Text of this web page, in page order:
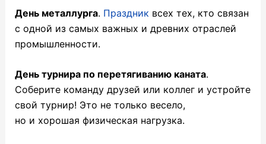
День металлурга. Праздник всех тех, кто связан
с одной из самых важных и древних отраслей
промышленности.
День турнира по перетягиванию каната.
Соберите команду друзей или коллег и устройте
свой турнир! Это не только весело,
но и хорошая физическая нагрузка.